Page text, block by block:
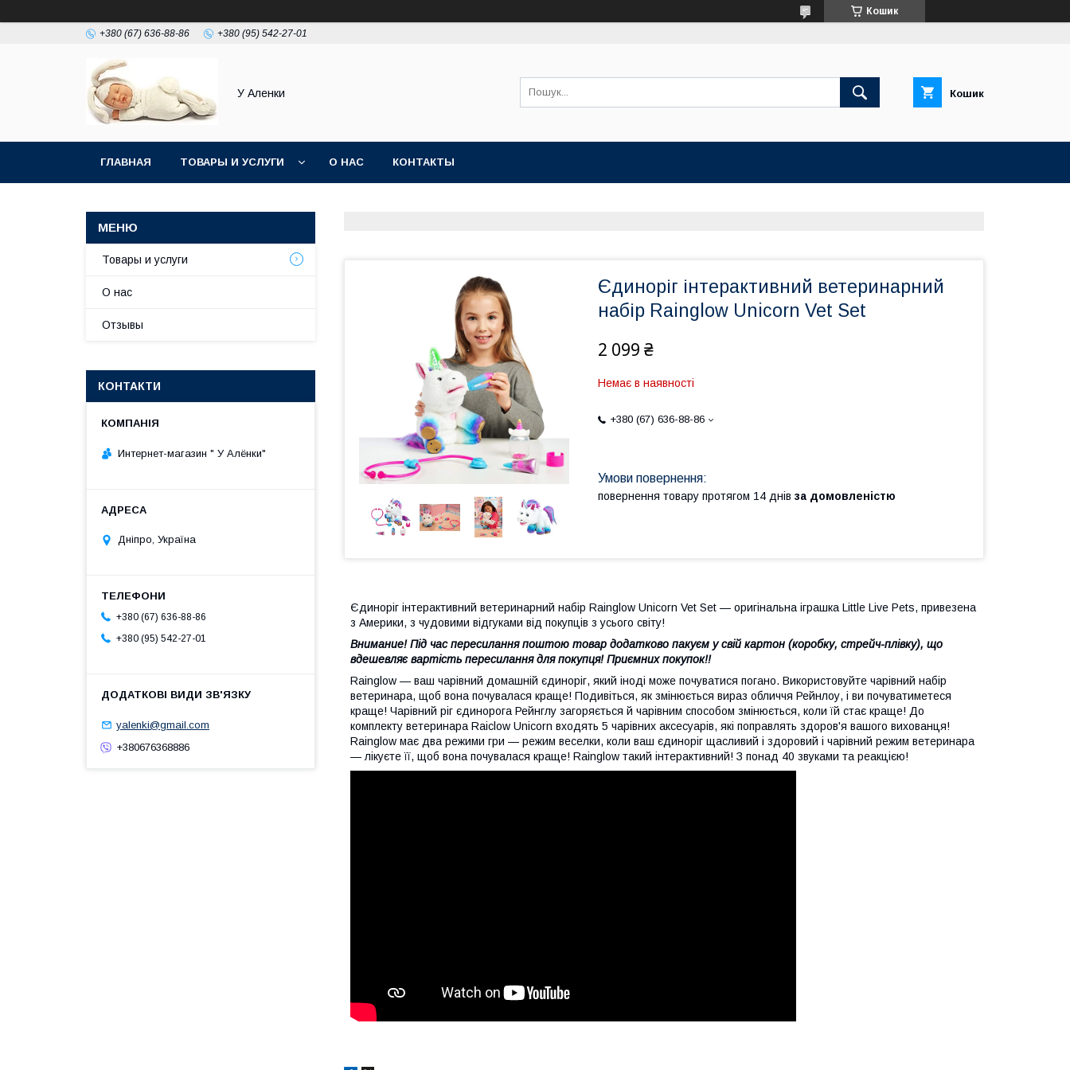
Кошик
+380 (67) 636-88-86 +380 (95) 542-27-01
У Аленки Кошик
ГЛАВНАЯ ТОВАРЫ И УСЛУГИ О НАС КОНТАКТЫ
Єдиноріг інтерактивний ветеринарний
набір Rainglow Unicorn Vet Set
2 099 ₴
Немає в наявності
+380 (67) 636-88-86
повернення товару протягом 14 днів за домовленістю
Єдиноріг інтерактивний ветеринарний набір Rainglow Unicorn Vet Set — оригінальна іграшка Little Live Pets, привезена
з Америки, з чудовими відгуками від покупців з усього світу!
Внимание! Під час пересилання поштою товар додатково пакуєм у свій картон (коробку, стрейч-плівку), що
вдешевляє вартість пересилання для покупця! Приємних покупок!!
Rainglow — ваш чарівний домашній єдиноріг, який іноді може почуватися погано. Використовуйте чарівний набір
ветеринара, щоб вона почувалася краще! Подивіться, як змінюється вираз обличчя Рейнлоу, і ви почуватиметеся
краще! Чарівний ріг єдинорога Рейнглу загоряється й чарівним способом змінюється, коли їй стає краще! До
комплекту ветеринара Raiclow Unicorn входять 5 чарівних аксесуарів, які поправлять здоров'я вашого вихованця!
Rainglow має два режими гри — режим веселки, коли ваш єдиноріг щасливий і здоровий і чарівний режим ветеринара
— лікуєте її, щоб вона почувалася краще! Rainglow такий інтерактивний! З понад 40 звуками та реакцією!
Товары и услуги
О нас
Отзывы
КОНТАКТИ
Интернет-магазин " У Алёнки"
Дніпро, Україна
+380 (67) 636-88-86
+380 (95) 542-27-01
yalenki@gmail.com
+380676368886